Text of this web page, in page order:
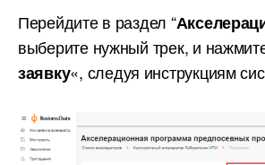
Перейдите в раздел “
выберите нужный трек, и
заявку«, следуя инструкциям